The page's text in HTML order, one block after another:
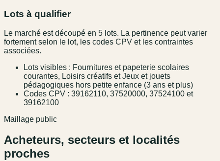
Lots à qualifier
Le marché est découpé en 5 lots. La pertinence peut varier
fortement selon le lot, les codes CPV et les contraintes
associées.
Lots visibles : Fournitures et papeterie scolaires
courantes, Loisirs créatifs et Jeux et jouets
pédagogiques hors petite enfance (3 ans et plus)
Codes CPV : 39162110, 37520000, 37524100 et
39162100
Maillage public
Acheteurs, secteurs et localités
proches